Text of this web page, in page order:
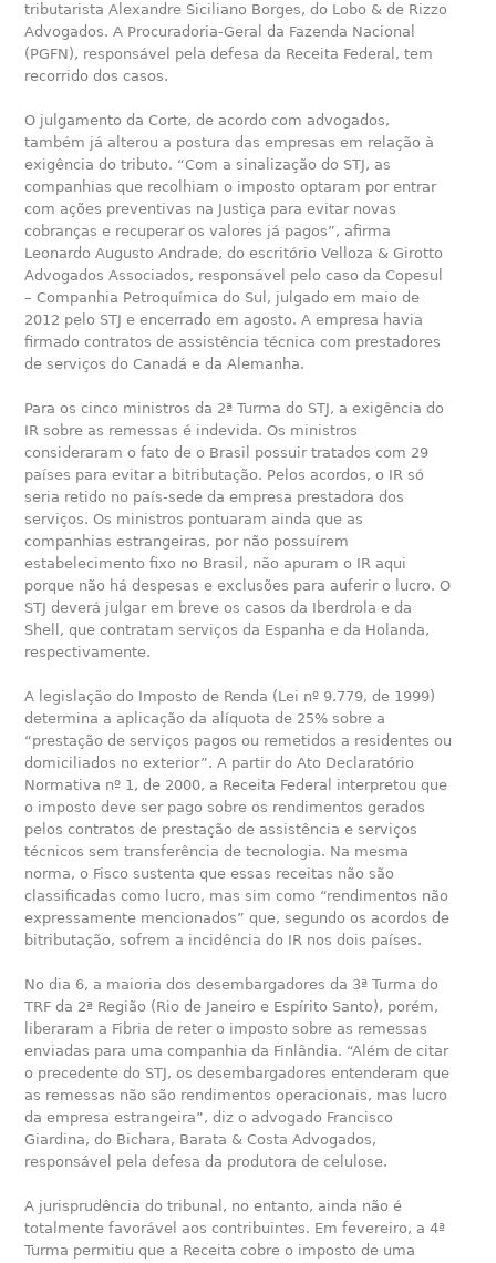
tributarista Alexandre Siciliano Borges, do Lobo & de Rizzo
Advogados. A Procuradoria-Geral da Fazenda Nacional
(PGFN), responsável pela defesa da Receita Federal, tem
recorrido dos casos.
O julgamento da Corte, de acordo com advogados,
também já alterou a postura das empresas em relação à
exigência do tributo. “Com a sinalização do STJ, as
companhias que recolhiam o imposto optaram por entrar
com ações preventivas na Justiça para evitar novas
cobranças e recuperar os valores já pagos”, afirma
Leonardo Augusto Andrade, do escritório Velloza & Girotto
Advogados Associados, responsável pelo caso da Copesul
– Companhia Petroquímica do Sul, julgado em maio de
2012 pelo STJ e encerrado em agosto. A empresa havia
firmado contratos de assistência técnica com prestadores
de serviços do Canadá e da Alemanha.
Para os cinco ministros da 2ª Turma do STJ, a exigência do
IR sobre as remessas é indevida. Os ministros
consideraram o fato de o Brasil possuir tratados com 29
países para evitar a bitributação. Pelos acordos, o IR só
seria retido no país-sede da empresa prestadora dos
serviços. Os ministros pontuaram ainda que as
companhias estrangeiras, por não possuírem
estabelecimento fixo no Brasil, não apuram o IR aqui
porque não há despesas e exclusões para auferir o lucro. O
STJ deverá julgar em breve os casos da Iberdrola e da
Shell, que contratam serviços da Espanha e da Holanda,
respectivamente.
A legislação do Imposto de Renda (Lei nº 9.779, de 1999)
determina a aplicação da alíquota de 25% sobre a
“prestação de serviços pagos ou remetidos a residentes ou
domiciliados no exterior”. A partir do Ato Declaratório
Normativa nº 1, de 2000, a Receita Federal interpretou que
o imposto deve ser pago sobre os rendimentos gerados
pelos contratos de prestação de assistência e serviços
técnicos sem transferência de tecnologia. Na mesma
norma, o Fisco sustenta que essas receitas não são
classificadas como lucro, mas sim como “rendimentos não
expressamente mencionados” que, segundo os acordos de
bitributação, sofrem a incidência do IR nos dois países.
No dia 6, a maioria dos desembargadores da 3ª Turma do
TRF da 2ª Região (Rio de Janeiro e Espírito Santo), porém,
liberaram a Fibria de reter o imposto sobre as remessas
enviadas para uma companhia da Finlândia. “Além de citar
o precedente do STJ, os desembargadores entenderam que
as remessas não são rendimentos operacionais, mas lucro
da empresa estrangeira”, diz o advogado Francisco
Giardina, do Bichara, Barata & Costa Advogados,
responsável pela defesa da produtora de celulose.
A jurisprudência do tribunal, no entanto, ainda não é
totalmente favorável aos contribuintes. Em fevereiro, a 4ª
Turma permitiu que a Receita cobre o imposto de uma